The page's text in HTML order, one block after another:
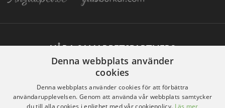
VÅRA SAMARBETSPARTNERS
Denna webbplats använder
cookies
Denna webbplats använder cookies för att förbättra
användarupplevelsen. Genom att använda vår webbplats samtycker
du till alla cookies i enlighet med vår cookiepolicy. Läs mer